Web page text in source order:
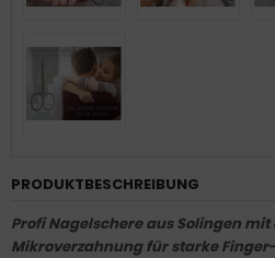
PRODUKTBESCHREIBUNG
Profi Nagelschere aus Solingen
Mikroverzahnung für starke